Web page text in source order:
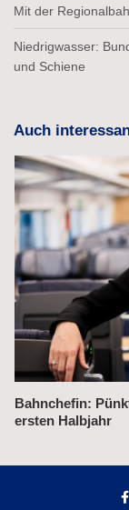
Mit der
Niedrigwasser:
und Schiene
Auch
59 Prozent im